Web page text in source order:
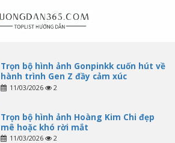
Trọn bộ hình ảnh Gonpinkk cuốn hút về
hành trình Gen Z đầy cảm xúc
11/03/2026 2
Trọn bộ hình ảnh Hoàng Kim Chi đẹp
mê hoặc khó rời mắt
11/03/2026 2